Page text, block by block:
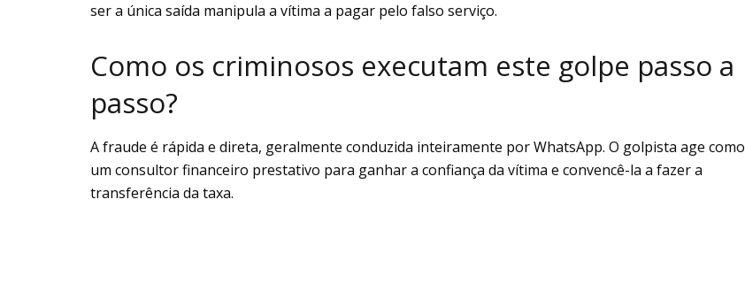
ser a única saída manipula a vítima a pagar pelo falso serviço.
Como os criminosos executam este golpe passo a
passo?
A fraude é rápida e direta, geralmente conduzida inteiramente por WhatsApp. O golpista age como
um consultor financeiro prestativo para ganhar a confiança da vítima e convencê-la a fazer a
transferência da taxa.